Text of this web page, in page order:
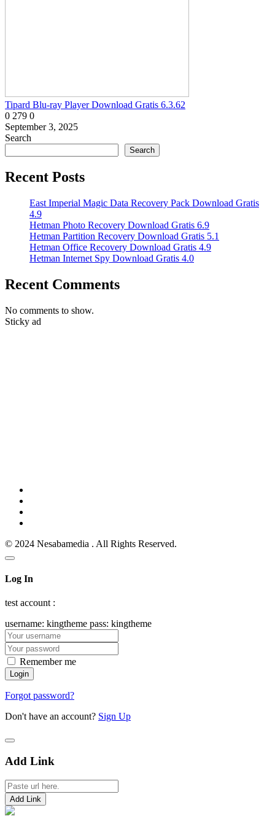
Tipard Blu-ray Player Download Gratis 6.3.62
0 279 0
September 3, 2025
Search
Search
Recent Posts
East Imperial Magic Data Recovery Pack Download Gratis
4.9
Hetman Photo Recovery Download Gratis 6.9
Hetman Partition Recovery Download Gratis 5.1
Hetman Office Recovery Download Gratis 4.9
Hetman Internet Spy Download Gratis 4.0
Recent Comments
No comments to show.
Sticky ad
© 2024 Nesabamedia . All Rights Reserved.
Log In
test account :
username: kingtheme pass: kingtheme
Remember me
Forgot password?
Don't have an account? Sign Up
Add Link
Add Link